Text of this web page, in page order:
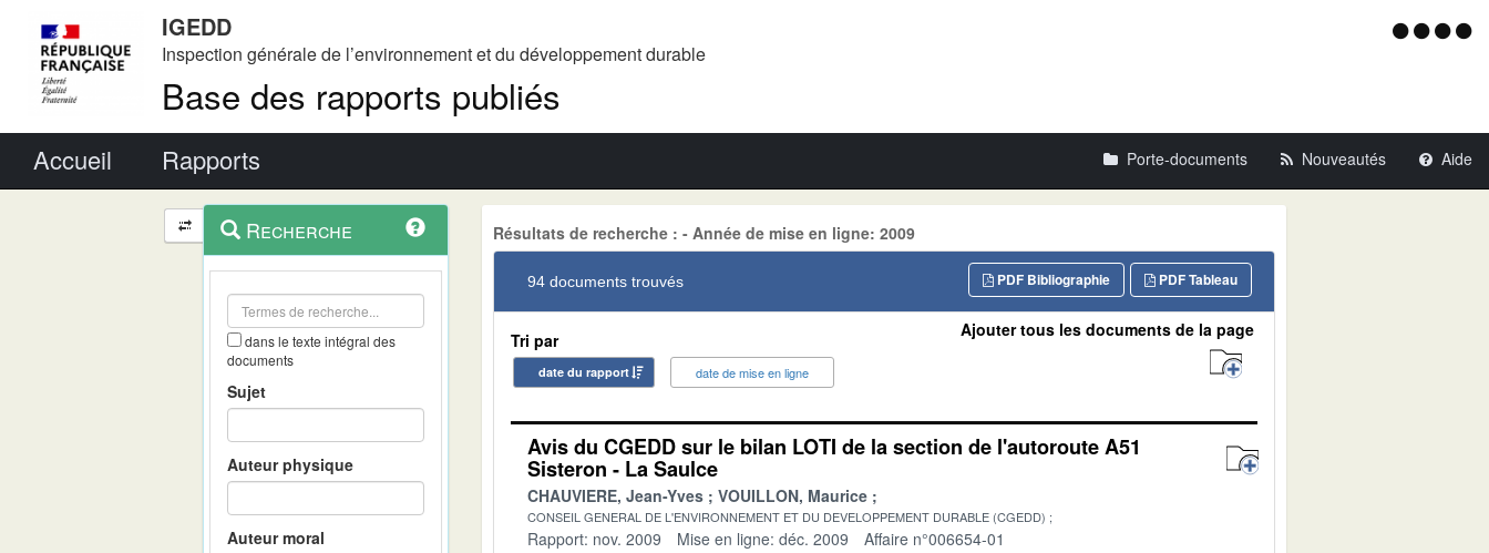
IGEDD
Inspection générale de l’environnement et du développement durable
Base des rapports publiés
Menu
Accueil Rapports Porte-documents Nouveautés Aide
Navigation
et
outils
contextuel
Recherche
dans le texte intégral des
documents
Sujet
Auteur physique
Auteur moral
Résultats de recherche : - Année de mise en ligne: 2009
94 documents trouvés PDF Tableau
PDF Bibliographie
Tri par
date du rapport date de mise en ligne
Ajouter tous les documents de la page
Avis du CGEDD sur le bilan LOTI de la section de l'autoroute A51
Sisteron - La Saulce
CHAUVIERE, Jean-Yves VOUILLON, Maurice
CONSEIL GENERAL DE L'ENVIRONNEMENT ET DU DEVELOPPEMENT DURABLE (CGEDD)
Rapport: nov. 2009 Mise en ligne: déc. 2009 Affaire n°006654-01